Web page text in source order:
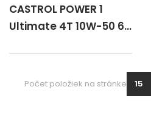
CASTROL POWER 1
Ultimate 4T 10W-50 60
Počet položiek na stránke 15